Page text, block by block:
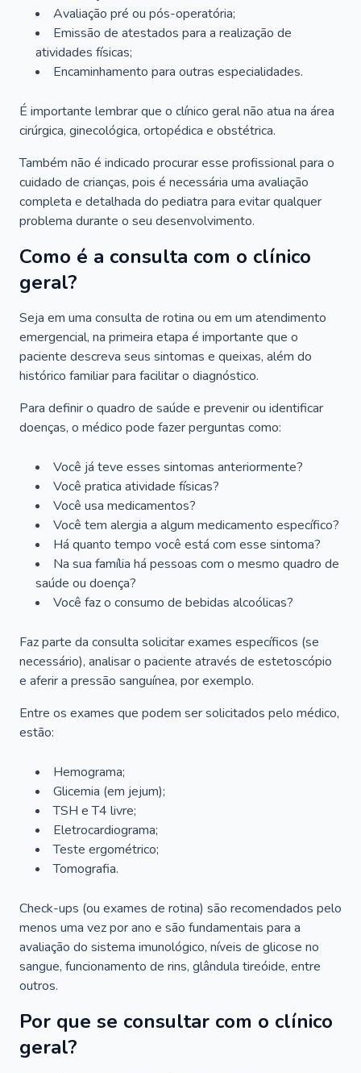
Avaliação pré ou pós-operatória;
Emissão de atestados para a realização de
atividades físicas;
Encaminhamento para outras especialidades.
É importante lembrar que o clínico geral não atua na área
cirúrgica, ginecológica, ortopédica e obstétrica.
Também não é indicado procurar esse profissional para o
cuidado de crianças, pois é necessária uma avaliação
completa e detalhada do pediatra para evitar qualquer
problema durante o seu desenvolvimento.
Como é a consulta com o clínico
geral?
Seja em uma consulta de rotina ou em um atendimento
emergencial, na primeira etapa é importante que o
paciente descreva seus sintomas e queixas, além do
histórico familiar para facilitar o diagnóstico.
Para definir o quadro de saúde e prevenir ou identificar
doenças, o médico pode fazer perguntas como:
Você já teve esses sintomas anteriormente?
Você pratica atividade físicas?
Você usa medicamentos?
Você tem alergia a algum medicamento específico?
Há quanto tempo você está com esse sintoma?
Na sua família há pessoas com o mesmo quadro de
saúde ou doença?
Você faz o consumo de bebidas alcoólicas?
Faz parte da consulta solicitar exames específicos (se
necessário), analisar o paciente através de estetoscópio
e aferir a pressão sanguínea, por exemplo.
Entre os exames que podem ser solicitados pelo médico,
estão:
Hemograma;
Glicemia (em jejum);
TSH e T4 livre;
Eletrocardiograma;
Teste ergométrico;
Tomografia.
Check-ups (ou exames de rotina) são recomendados pelo
menos uma vez por ano e são fundamentais para a
avaliação do sistema imunológico, níveis de glicose no
sangue, funcionamento de rins, glândula tireóide, entre
outros.
Por que se consultar com o clínico
geral?